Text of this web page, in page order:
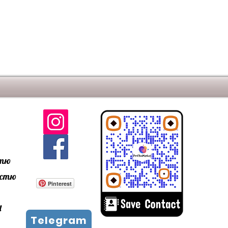
клас А1
EN
вище 13 Н/мм2
EN
вище 800 н
Pinterest
Telegram